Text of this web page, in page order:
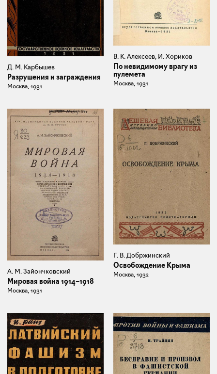
Д. М. Карбышев
Разрушения и заграждения
Москва, 1931
В. К. Алексеев, И. Хориков
По невидимому врагу из
пулемета
Москва, 1931
А. М. Зайончковский
Мировая война 1914–1918
Москва, 1931
Г. В. Добржинский
Освобождение Крыма
Москва, 1932